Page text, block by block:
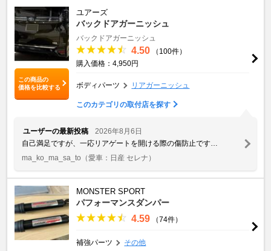
この商品の
価格を比較する
ユアーズ
バックドアガーニッシュ
バックドアガーニッシュ
4.50
（100件）
購入価格：4,950円
ボディパーツ リアガーニッシュ
このカテゴリの取付店を探す
ユーザーの最新投稿
2026年8月6日
自己満足ですが、一応リアゲートを開ける際の傷防止です…
ma_ko_ma_sa_to （愛車：日産 セレナ）
MONSTER SPORT
パフォーマンスダンパー
4.59 （74件）
補強パーツ その他